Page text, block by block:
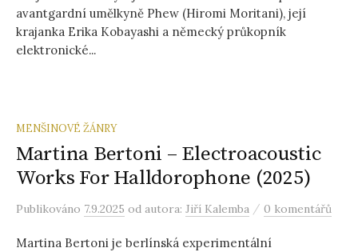
avantgardní umělkyně Phew (Hiromi Moritani), její
krajanka Erika Kobayashi a německý průkopník
elektronické...
MENŠINOVÉ ŽÁNRY
Martina Bertoni – Electroacoustic
Works For Halldorophone (2025)
Publikováno 7.9.2025 od autora: Jiří Kalemba / 0 komentářů
Martina Bertoni je berlínská experimentální